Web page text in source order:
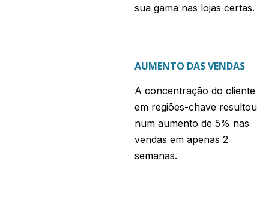
sua gama nas lojas certas.
AUMENTO DAS VENDAS
A concentração do cliente
em regiões-chave resultou
num aumento de 5% nas
vendas em apenas 2
semanas.